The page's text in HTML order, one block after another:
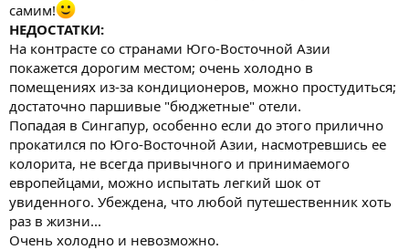
самим!
НЕДОСТАТКИ:
На контрасте со странами Юго-Восточной Азии
покажется дорогим местом; очень холодно в
помещениях из-за кондиционеров, можно простудиться;
достаточно паршивые "бюджетные" отели.
Попадая в Сингапур, особенно если до этого прилично
прокатился по Юго-Восточной Азии, насмотревшись ее
колорита, не всегда привычного и принимаемого
европейцами, можно испытать легкий шок от
увиденного. Убеждена, что любой путешественник хоть
раз в жизни...
Очень холодно и невозможно.